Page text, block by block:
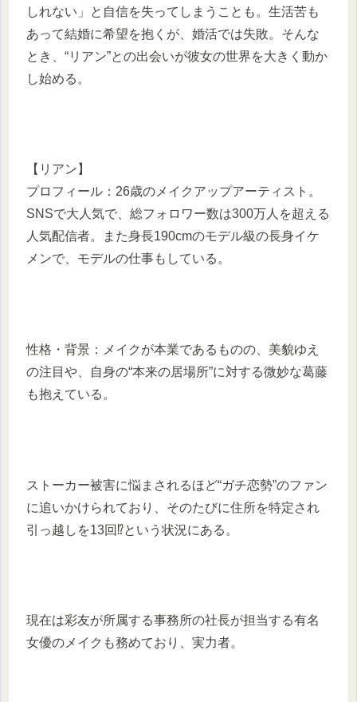
しれない」と自信を失ってしまうことも。生活苦も
あって結婚に希望を抱くが、婚活では失敗。そんな
とき、“リアン”との出会いが彼女の世界を大きく動か
し始める。
【リアン】
プロフィール：26歳のメイクアップアーティスト。
SNSで大人気で、総フォロワー数は300万人を超える
人気配信者。また身長190cmのモデル級の長身イケ
メンで、モデルの仕事もしている。
性格・背景：メイクが本業であるものの、美貌ゆえ
の注目や、自身の“本来の居場所”に対する微妙な葛藤
も抱えている。
ストーカー被害に悩まされるほど“ガチ恋勢”のファン
に追いかけられており、そのたびに住所を特定され
引っ越しを13回⁉という状況にある。
現在は彩友が所属する事務所の社長が担当する有名
女優のメイクも務めており、実力者。